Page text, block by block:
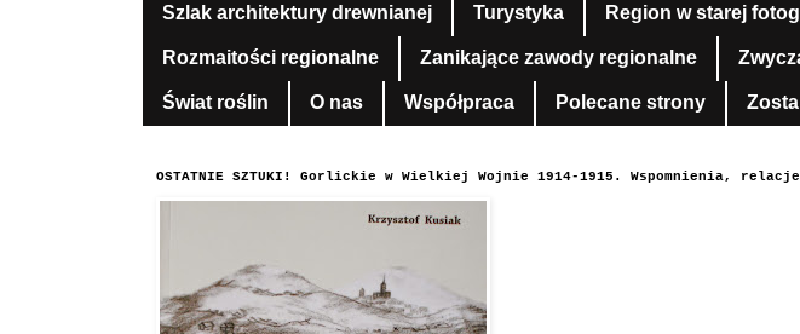
Szlak architektury drewnianej Turystyka Region w starej
Rozmaitości regionalne Zanikające zawody regionalne
Świat roślin O nas Współpraca Polecane strony
OSTATNIE SZTUKI! Gorlickie w Wielkiej Wojnie 1914-1915. Wspomnienia,